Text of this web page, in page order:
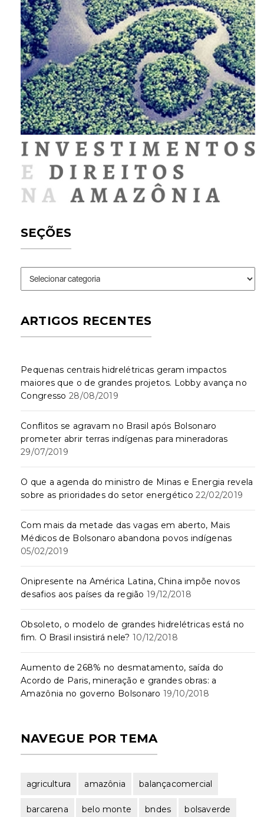
SEÇÕES
Seções
ARTIGOS RECENTES
Pequenas centrais hidrelétricas geram impactos
maiores que o de grandes projetos. Lobby avança no
Congresso 28/08/2019
Conflitos se agravam no Brasil após Bolsonaro
prometer abrir terras indígenas para mineradoras
29/07/2019
O que a agenda do ministro de Minas e Energia revela
sobre as prioridades do setor energético 22/02/2019
Com mais da metade das vagas em aberto, Mais
Médicos de Bolsonaro abandona povos indígenas
05/02/2019
Onipresente na América Latina, China impõe novos
desafios aos países da região 19/12/2018
Obsoleto, o modelo de grandes hidrelétricas está no
fim. O Brasil insistirá nele? 10/12/2018
Aumento de 268% no desmatamento, saída do
Acordo de Paris, mineração e grandes obras: a
Amazônia no governo Bolsonaro 19/10/2018
NAVEGUE POR TEMA
agricultura amazônia balançacomercial
barcarena belo monte bndes bolsaverde